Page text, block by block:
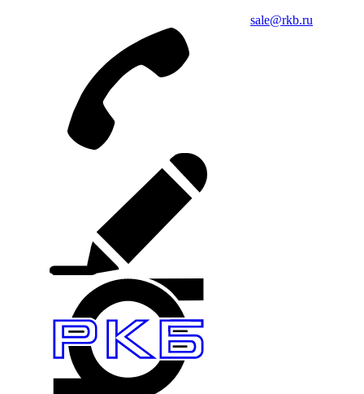
sale@rkb.ru